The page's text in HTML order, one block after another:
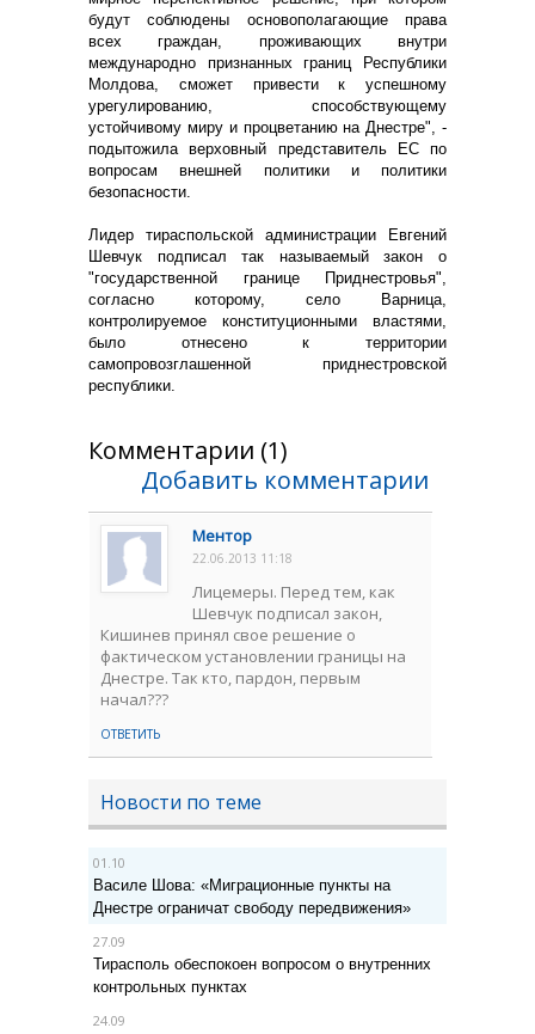
будут соблюдены основополагающие права
всех граждан, проживающих внутри
международно признанных границ Республики
Молдова, сможет привести к успешному
урегулированию, способствующему
устойчивому миру и процветанию на Днестре", -
подытожила верховный представитель ЕС по
вопросам внешней политики и политики
безопасности.
Лидер тираспольской администрации Евгений
Шевчук подписал так называемый закон о
"государственной границе Приднестровья",
согласно которому, село Варница,
контролируемое конституционными властями,
было отнесено к территории
самопровозглашенной приднестровской
республики.
Комментарии (1)
Добавить комментарии
Ментор
22.06.2013 11:18
Лицемеры. Перед тем, как
Шевчук подписал закон,
Кишинев принял свое решение о
фактическом установлении границы на
Днестре. Так кто, пардон, первым
начал???
ОТВЕТИТЬ
Новости по теме
01.10
Василе Шова: «Миграционные пункты на
Днестре ограничат свободу передвижения»
27.09
Тирасполь обеспокоен вопросом о внутренних
контрольных пунктах
24.09